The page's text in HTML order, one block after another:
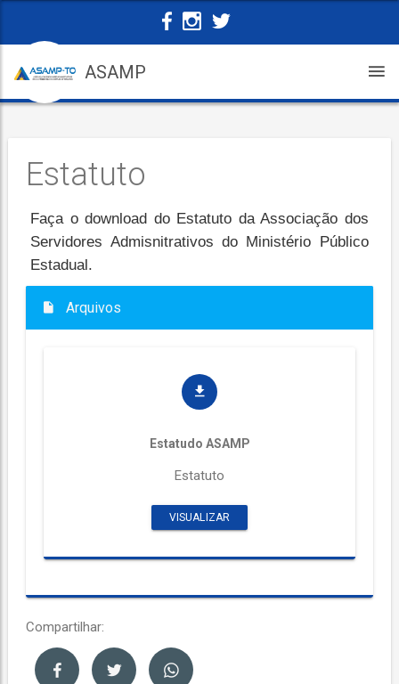
ASAMP
Estatuto
Faça o download do Estatuto da Associação dos
Servidores Admisnitrativos do Ministério Público
Estadual.
Arquivos
Estatudo ASAMP
Estatuto
VISUALIZAR
Compartilhar: